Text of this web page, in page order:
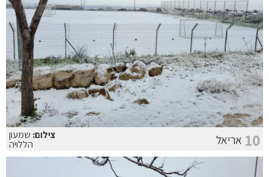
10 אריאל צילום: שמעון
הללויה